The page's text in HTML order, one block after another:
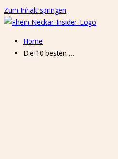
Zum Inhalt springen
Home
Die 10 besten …